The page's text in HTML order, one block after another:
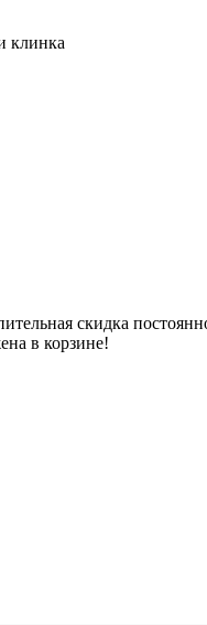
клинка
скидка
в корзине!